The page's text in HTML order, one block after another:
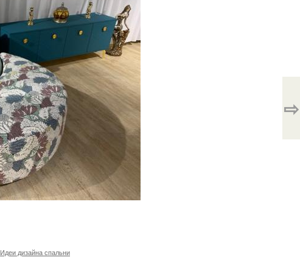
Идеи дизайна спальни
⇨